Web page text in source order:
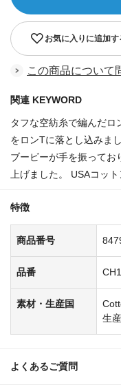
お気に入りに追加す
この商品について
関連 KEYWORD
タフな空紡糸で編んだ
をロンTに落とし込みま
ブービーが手を振ってお
上げました。 USAコッ
特徴
商品番号
品番
素材・生産国
生
よくあるご質問